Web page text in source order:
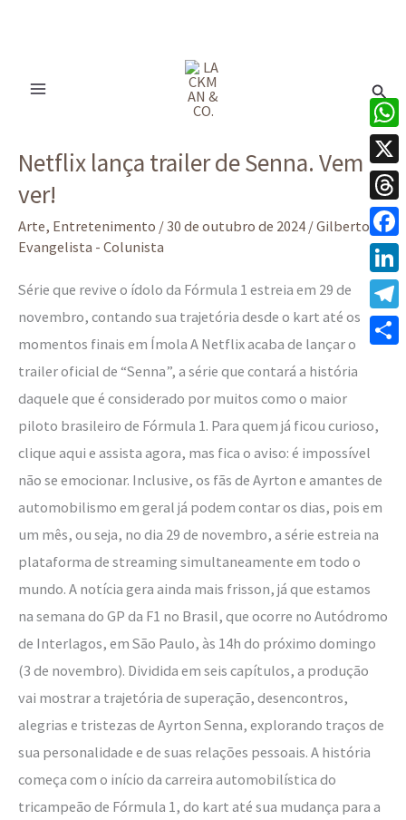
Netflix lança trailer de Senna. Vem
ver!
Arte, Entretenimento /30 de outubro de 2024 /Gilberto
Evangelista - Colunista
Série que revive o ídolo da Fórmula 1 estreia em 29 de
novembro, contando sua trajetória desde o kart até os
momentos finais em Ímola A Netflix acaba de lançar o
trailer oficial de “Senna”, a série que contará a história
daquele que é considerado por muitos como o maior
piloto brasileiro de Fórmula 1. Para quem já ficou curioso,
clique aqui e assista agora, mas fica o aviso: é impossível
não se emocionar. Inclusive, os fãs de Ayrton e amantes de
automobilismo em geral já podem contar os dias, pois em
um mês, ou seja, no dia 29 de novembro, a série estreia na
plataforma de streaming simultaneamente em todo o
mundo. A notícia gera ainda mais frisson, já que estamos
na semana do GP da F1 no Brasil, que ocorre no Autódromo
de Interlagos, em São Paulo, às 14h do próximo domingo
(3 de novembro). Dividida em seis capítulos, a produção
vai mostrar a trajetória de superação, desencontros,
alegrias e tristezas de Ayrton Senna, explorando traços de
sua personalidade e de suas relações pessoais. A história
começa com o início da carreira automobilística do
tricampeão de Fórmula 1, do kart até sua mudança para a
lança
trailer
de
Senna.
ver!
X